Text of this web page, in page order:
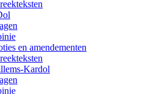
en amendementen
Kardol